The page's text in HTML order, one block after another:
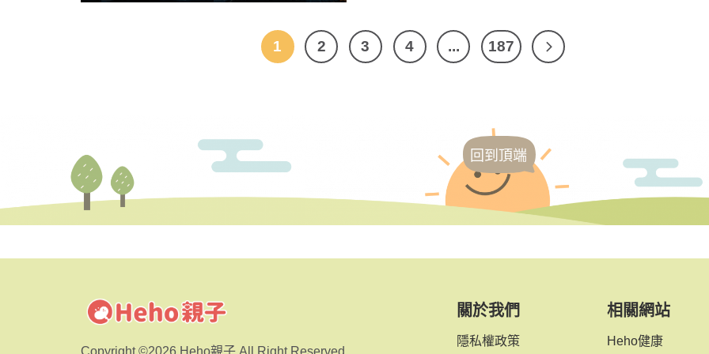
1 2 3 4 ... 187
回到頂端
Copyright ©2026 Heho親子 All Right Reserved.
關於我們
隱私權政策
相關網站
Heho健康